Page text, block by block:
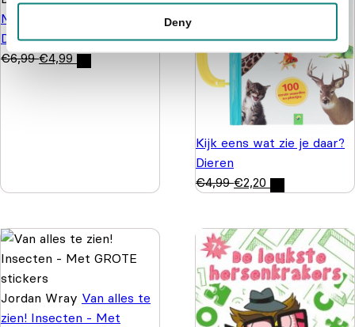
Deny
Mijn natuurstickerboek:
De wereld rond
€6,99 €4,99
Kijk eens wat zie je daar?
Dieren
€4,99 €2,20
Jordan Wray Van alles te
zien! Insecten - Met